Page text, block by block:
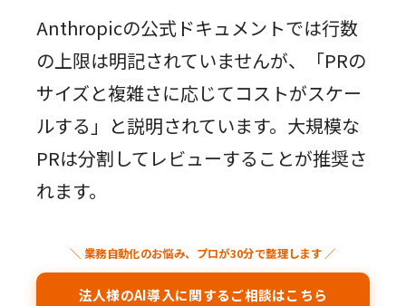
Anthropicの公式ドキュメントでは行数
の上限は明記されていませんが、「PRの
サイズと複雑さに応じてコストがスケー
ルする」と説明されています。大規模な
PRは分割してレビューすることが推奨さ
れます。
＼ 業務自動化のお悩み、プロが30分で整理します ／
法人様のAI導入に関するご相談はこちら